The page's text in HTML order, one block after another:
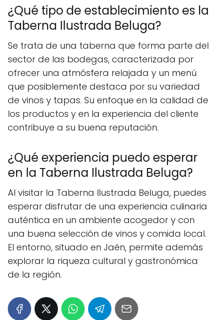
¿Qué tipo de establecimiento es la
Taberna Ilustrada Beluga?
Se trata de una taberna que forma parte del
sector de las bodegas, caracterizada por
ofrecer una atmósfera relajada y un menú
que posiblemente destaca por su variedad
de vinos y tapas. Su enfoque en la calidad de
los productos y en la experiencia del cliente
contribuye a su buena reputación.
¿Qué experiencia puedo esperar
en la Taberna Ilustrada Beluga?
Al visitar la Taberna Ilustrada Beluga, puedes
esperar disfrutar de una experiencia culinaria
auténtica en un ambiente acogedor y con
una buena selección de vinos y comida local.
El entorno, situado en Jaén, permite además
explorar la riqueza cultural y gastronómica
de la región.